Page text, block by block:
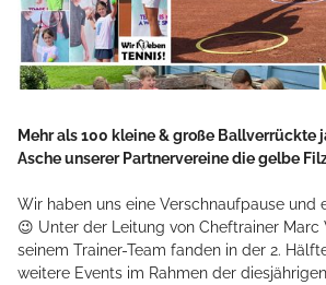
Mehr als 100 kleine & große Ballverrückte
Asche unserer Partnervereine die gelbe
Wir haben uns eine Verschnaufpause und
😉 Unter der Leitung von Cheftrainer Marc
seinem Trainer-Team fanden in der 2.
weitere Events im Rahmen der